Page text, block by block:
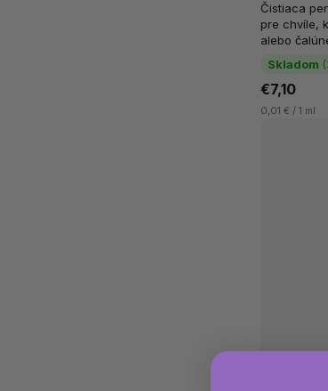
Skladom
€7,10
0,01 € / 1 ml
Čistiaca
pre chvíle,
alebo
zloženie je